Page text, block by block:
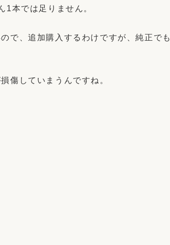
1本では足りません。
で、追加購入するわけですが、純正でも
傷していまうんですね。